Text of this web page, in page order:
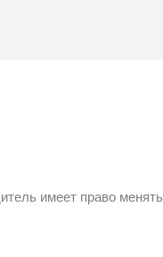
имеет право менять